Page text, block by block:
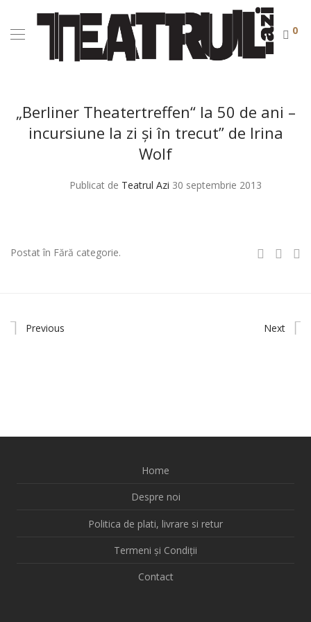
0
„Berliner Theatertreffen“ la 50 de ani –
incursiune la zi şi în trecut” de Irina
Wolf
Publicat de Teatrul Azi 30 septembrie 2013
Postat în Fără categorie.
Previous Next
Home
Despre noi
Politica de plati, livrare si retur
Termeni și Condiții
Contact